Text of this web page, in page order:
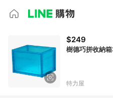
$249
樹德巧拼收納
特力屋